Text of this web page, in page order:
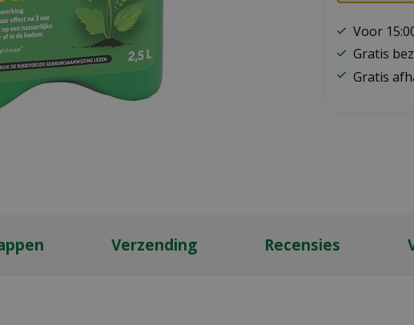
Voor
Gratis
Gratis
Verzending Recensies